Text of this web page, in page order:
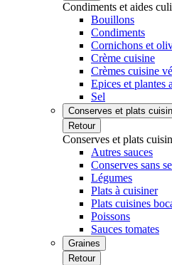
Condiments et aides
Bouillons
Condiments
Cornichons et
Crème cuisine
Crèmes cuisine
Epices et plantes
Sel
Conserves et plats
Retour
Conserves et plats
Autres sauces
Conserves sans
Légumes
Plats à cuisiner
Plats cuisines
Poissons
Sauces tomates
Graines
Retour